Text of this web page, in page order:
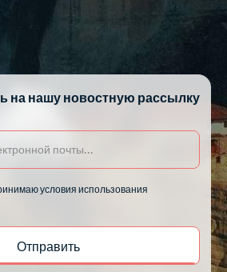
на нашу новостную рассылку
условия использования